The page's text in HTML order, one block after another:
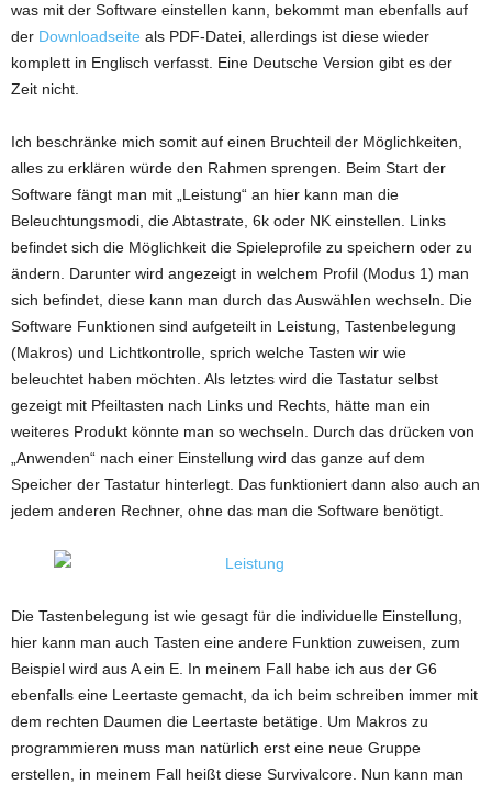
was mit der Software einstellen kann, bekommt man ebenfalls auf
der Downloadseite als PDF-Datei, allerdings ist diese wieder
komplett in Englisch verfasst. Eine Deutsche Version gibt es der
Zeit nicht.
Ich beschränke mich somit auf einen Bruchteil der Möglichkeiten,
alles zu erklären würde den Rahmen sprengen. Beim Start der
Software fängt man mit „Leistung“ an hier kann man die
Beleuchtungsmodi, die Abtastrate, 6k oder NK einstellen. Links
befindet sich die Möglichkeit die Spieleprofile zu speichern oder zu
ändern. Darunter wird angezeigt in welchem Profil (Modus 1) man
sich befindet, diese kann man durch das Auswählen wechseln. Die
Software Funktionen sind aufgeteilt in Leistung, Tastenbelegung
(Makros) und Lichtkontrolle, sprich welche Tasten wir wie
beleuchtet haben möchten. Als letztes wird die Tastatur selbst
gezeigt mit Pfeiltasten nach Links und Rechts, hätte man ein
weiteres Produkt könnte man so wechseln. Durch das drücken von
„Anwenden“ nach einer Einstellung wird das ganze auf dem
Speicher der Tastatur hinterlegt. Das funktioniert dann also auch an
jedem anderen Rechner, ohne das man die Software benötigt.
Die Tastenbelegung ist wie gesagt für die individuelle Einstellung,
hier kann man auch Tasten eine andere Funktion zuweisen, zum
Beispiel wird aus A ein E. In meinem Fall habe ich aus der G6
ebenfalls eine Leertaste gemacht, da ich beim schreiben immer mit
dem rechten Daumen die Leertaste betätige. Um Makros zu
programmieren muss man natürlich erst eine neue Gruppe
erstellen, in meinem Fall heißt diese Survivalcore. Nun kann man